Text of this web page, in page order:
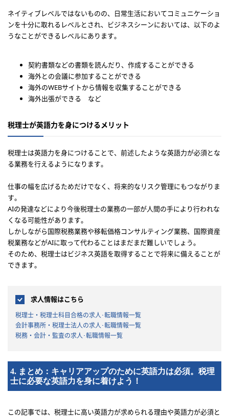
ネイティブレベルではないものの、日常生活においてコミュニケーショ
ンを十分に取れるレベルとされ、ビジネスシーンにおいては、以下のよ
うなことができるレベルにあります。
契約書類などの書類を読んだり、作成することができる
海外との会議に参加することができる
海外のWEBサイトから情報を収集することができる
海外出張ができる など
税理士が英語力を身につけるメリット
税理士は英語力を身につけることで、前述したような英語力が必須とな
る業務を行えるようになります。
仕事の幅を広げるためだけでなく、将来的なリスク管理にもつながりま
す。
AIの発達などにより今後税理士の業務の一部が人間の手により行われな
くなる可能性があります。
しかしながら国際税務業務や移転価格コンサルティング業務、国際資産
税業務などがAIに取って代わることはまだまだ難しいでしょう。
そのため、 税理士はビジネス英語を取得することで将来に備えることが
できます。
求人情報はこちら
税理士・税理士科目合格の求人･転職情報一覧
会計事務所・税理士法人の求人･転職情報一覧
税務・会計・監査の求人･転職情報一覧
4. まとめ：キャリアアップのために英語力は必須。税理
士に必要な英語力を身に着けよう！
この記事では、税理士に高い英語力が求められる理由や英語力が必須と